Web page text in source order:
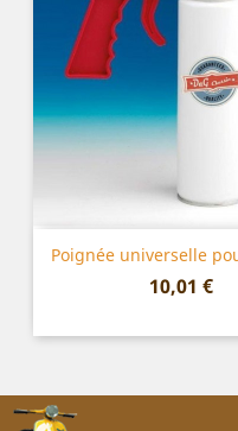
Poignée universelle
Prix
10,01 €